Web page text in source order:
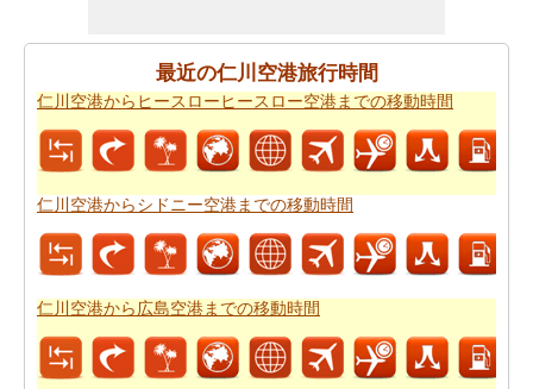
新しい場所に行くの後、あなたの目的地へのルートを知
ることが重要です。場合はルートを認識していません、
あなたは仁川空港から関西国際空港までの道路ルートプ
ランをチェックすることができます。
燃料費は、道路の旅行を計画する際に考慮すべきもう一
つの重要な要因であります。仁川空港から関西国際空港
までの旅行の費用をしたいですか。
最近の仁川空港旅行時間
仁川空港からヒースローヒースロー空港までの移動時間
仁川空港からシドニー空港までの移動時間
仁川空港から広島空港までの移動時間